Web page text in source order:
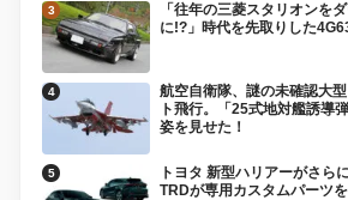
「往年の三菱スタリオンを
に!?」時代を先取りした
航空自衛隊、謎の未確認大
ト飛行。「25式地対艦誘導
姿を見せた！
トヨタ 新型ハリアーがさら
TRDが専用カスタムパーツ